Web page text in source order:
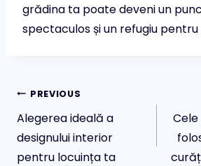
grădina ta poate deveni un
spectaculos și un refugiu
Navigare
în
PREVIOUS
Alegerea ideală a
designului interior
pentru locuința ta